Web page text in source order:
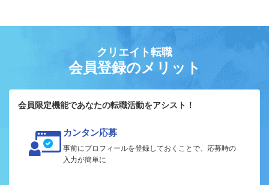
クリエイト転職
会員登録のメリット
会員限定機能であなたの転職活動をアシスト！
カンタン応募
事前にプロフィールを登録しておくことで、応募時の
入力が簡単に